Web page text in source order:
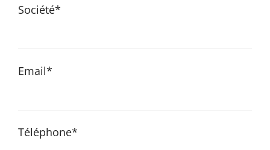
Société*
Email*
Téléphone*